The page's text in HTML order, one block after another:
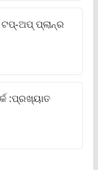
ଅପ୍ ପ୍ଲାନ୍‌ର
:ପ୍ରଖ୍ୟାତ